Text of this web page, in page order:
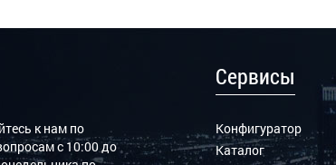
к нам по
с 10:00 до
Сервисы
Конфигуратор
Каталог